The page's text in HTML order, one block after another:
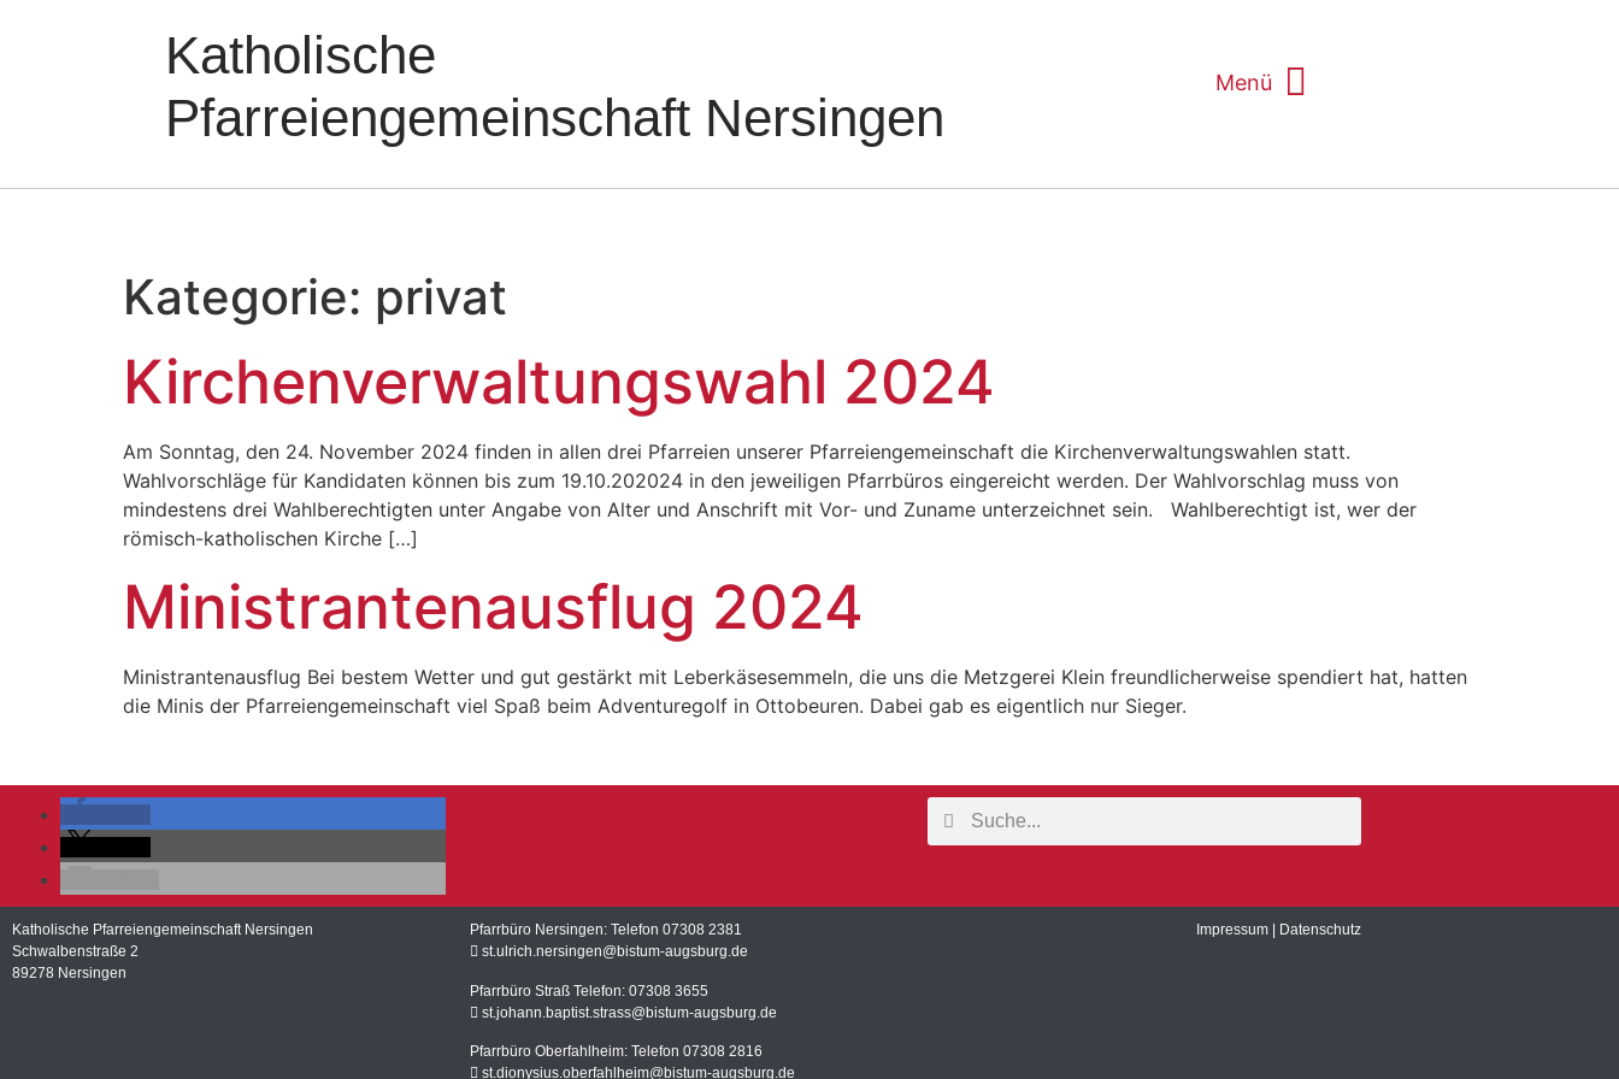
Katholische
Pfarreiengemeinschaft Nersingen
Kategorie: privat
Kirchenverwaltungswahl 2024
Am Sonntag, den 24. November 2024 finden in allen drei Pfarreien unserer Pfarreiengemeinschaft die Kirchenverwaltungswahlen statt.
Wahlvorschläge für Kandidaten können bis zum 19.10.202024 in den jeweiligen Pfarrbüros eingereicht werden. Der Wahlvorschlag muss von
mindestens drei Wahlberechtigten unter Angabe von Alter und Anschrift mit Vor- und Zuname unterzeichnet sein. Wahlberechtigt ist, wer der
römisch-katholischen Kirche […]
Ministrantenausflug 2024
Ministrantenausflug Bei bestem Wetter und gut gestärkt mit Leberkäsesemmeln, die uns die Metzgerei Klein freundlicherweise spendiert hat, hatten
die Minis der Pfarreiengemeinschaft viel Spaß beim Adventuregolf in Ottobeuren. Dabei gab es eigentlich nur Sieger.
Katholische Pfarreiengemeinschaft Nersingen
Schwalbenstraße 2
89278 Nersingen
Pfarrbüro Nersingen: Telefon 07308 2381
st.ulrich.nersingen@bistum-augsburg.de
Pfarrbüro Straß Telefon: 07308 3655
st.johann.baptist.strass@bistum-augsburg.de
Pfarrbüro Oberfahlheim: Telefon 07308 2816
st.dionysius.oberfahlheim@bistum-augsburg.de
Impressum| Datenschutz